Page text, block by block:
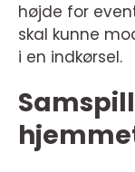
højde for
skal kunne
i en indkørsel.